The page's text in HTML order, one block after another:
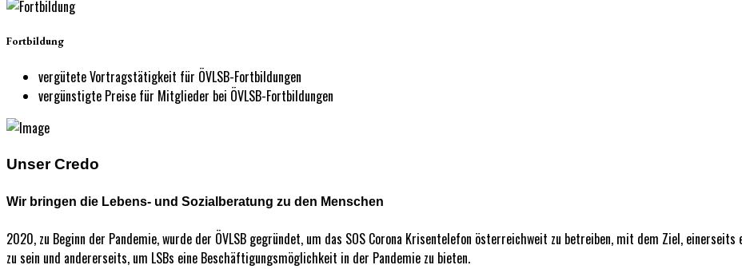
Fortbildung
vergütete Vortragstätigkeit für ÖVLSB-Fortbildungen
vergünstigte Preise für Mitglieder bei ÖVLSB-Fortbildungen
Unser Credo
Wir bringen die Lebens- und Sozialberatung zu den Menschen
2020, zu Beginn der Pandemie, wurde der ÖVLSB gegründet, um das SOS Corona Krisentelefon österreichweit zu betreiben, mit dem Ziel,
zu sein und andererseits, um LSBs eine Beschäftigungsmöglichkeit in der Pandemie zu bieten.